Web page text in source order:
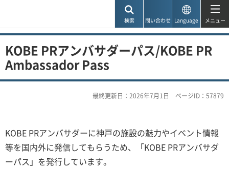
検索 問い合わせ Language メニュー
KOBE PRアンバサダーパス/KOBE PR
Ambassador Pass
最終更新日：2026年7月1日 ページID：57879
KOBE PRアンバサダーに神戸の施設の魅力やイベント情報
等を国内外に発信してもらうため、「KOBE PRアンバサダ
ーパス」を発行しています。